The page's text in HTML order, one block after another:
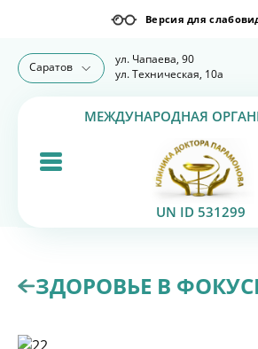
Саратов
ул. Чапаева, 90
ул. Техническая, 10а
МЕЖДУНАРОДНАЯ
UN ID 531299
ЗДОРОВЬЕ В